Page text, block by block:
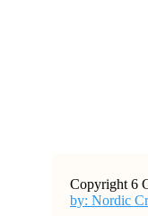
Copyright 6
by: Nordic